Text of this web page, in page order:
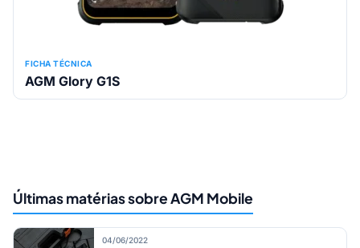
FICHA TÉCNICA
AGM Glory G1S
Últimas matérias sobre AGM Mobile
04/06/2022